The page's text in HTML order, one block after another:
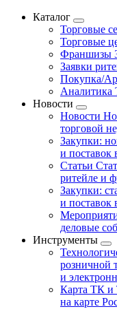
Каталог
Торговые
Торговые
Франшизы
Заявки
Покупка/
Новости
Новости
торговой
Закупки:
и поставок
Статьи
ритейле и
Закупки:
и поставок
деловые
Инструменты
розничной
и
Карта ТК и
на карте